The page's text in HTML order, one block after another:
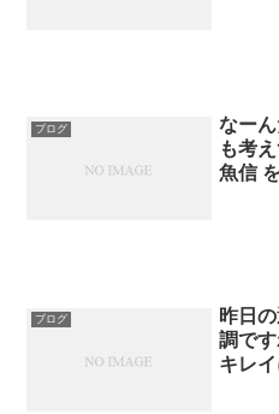
ブログ
なー
も考
魚信
ブログ
昨日
調で
キレ